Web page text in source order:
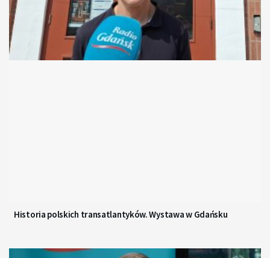
Historia polskich transatlantyków. Wystawa w Gdańsku